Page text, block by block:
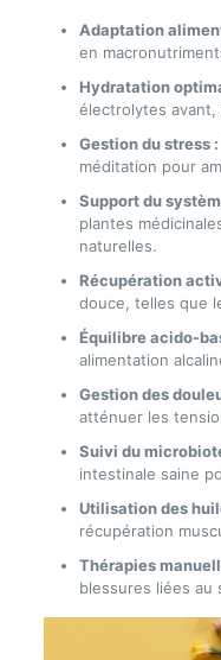
Adaptation
en
Hydratation
électrolytes avant,
Gestion du stress :
méditation pour
Support du
plantes
naturelles.
Récupération
douce, telles que
Équilibre acido-
alimentation
Gestion des
atténuer les
Suivi du
intestinale saine
Utilisation des
récupération
Thérapies
blessures liées au